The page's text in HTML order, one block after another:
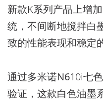
新款K系列产品上增
统，不间断地搅拌白
致的性能表现和稳定
通过多米诺N610i七
验证，这款白色油墨